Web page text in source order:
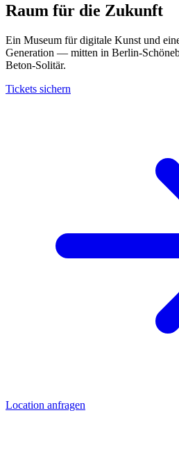
Raum für die Zukunft
Ein Museum für digitale Kunst und
Generation — mitten in Berlin-
Beton-Solitär.
Tickets sichern
Location anfragen